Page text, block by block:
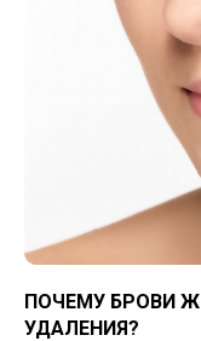
ПОЧЕМУ БРОВИ
УДАЛЕНИЯ?